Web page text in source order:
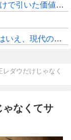
いた価値ある！
っていないのでは？と話題に
レダウだけじゃなく
ゃなくてサ